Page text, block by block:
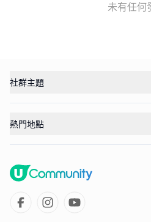
未有任何
社群主題
熱門地點